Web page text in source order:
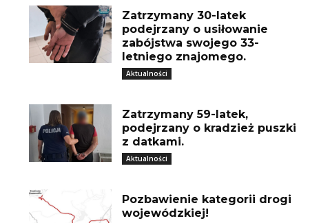
Zatrzymany 30-latek
podejrzany o usiłowanie
zabójstwa swojego 33-
letniego znajomego.
Aktualności
Zatrzymany 59-latek,
podejrzany o kradzież puszki
z datkami.
Aktualności
Pozbawienie kategorii drogi
wojewódzkiej!